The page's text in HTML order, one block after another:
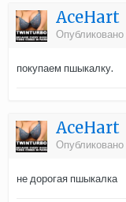
AceHart
Опубликовано
покупаем пшыкалку.
AceHart
Опубликовано
не дорогая пшыкалка